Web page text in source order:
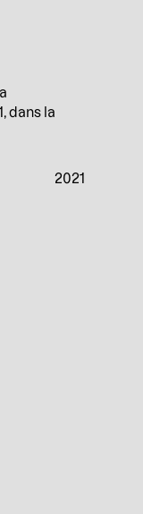
dans la
2021